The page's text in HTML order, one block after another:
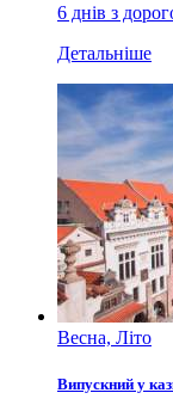
6 днів з
Детальніше
Весна, Літо
Випускний у